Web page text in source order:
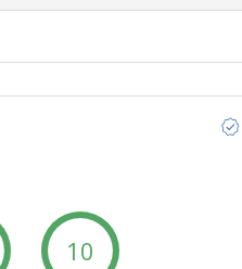
10